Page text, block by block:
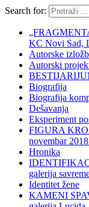
Search for:
KC Novi Sad,
Autorske
Autorski
Biografija
Biografija
Dešavanja
Eksperiment
FIGURA
novembar
Hronika
galerija
Identitet žene
KAMENI